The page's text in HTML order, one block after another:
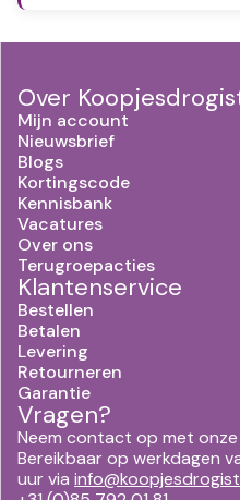
Over
Mijn account
Nieuwsbrief
Blogs
Kortingscode
Kennisbank
Vacatures
Over ons
Terugroepacties
Klantenservice
Bestellen
Betalen
Levering
Retourneren
Garantie
Vragen?
Neem contact op met
Bereikbaar op werkdagen
uur via